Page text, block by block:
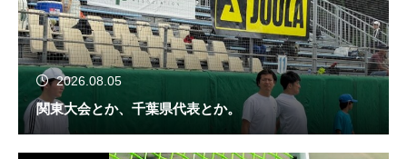
2026.08.05
関東大会とか、千葉県代表とか。